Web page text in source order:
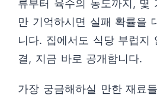
류부터 육수의 농도까지, 몇
만 기억하시면 실패 확률을
니다. 집에서도 식당 부럽지
결, 지금 바로 공개합니다.
가장 궁금해하실 만한 재료